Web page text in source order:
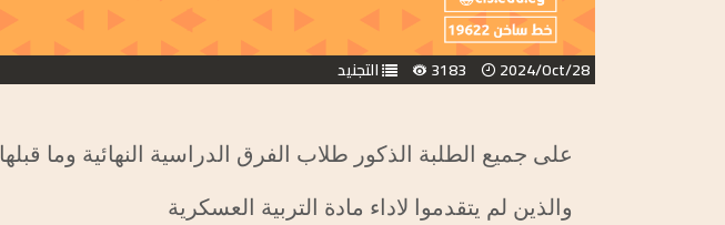
2024/Oct/28
3183 التجنيد
على جميع الطلبة الذكور طلاب الفرق الدراسية النهائية وما قبلها
والذين لم يتقدموا لاداء مادة التربية العسكرية